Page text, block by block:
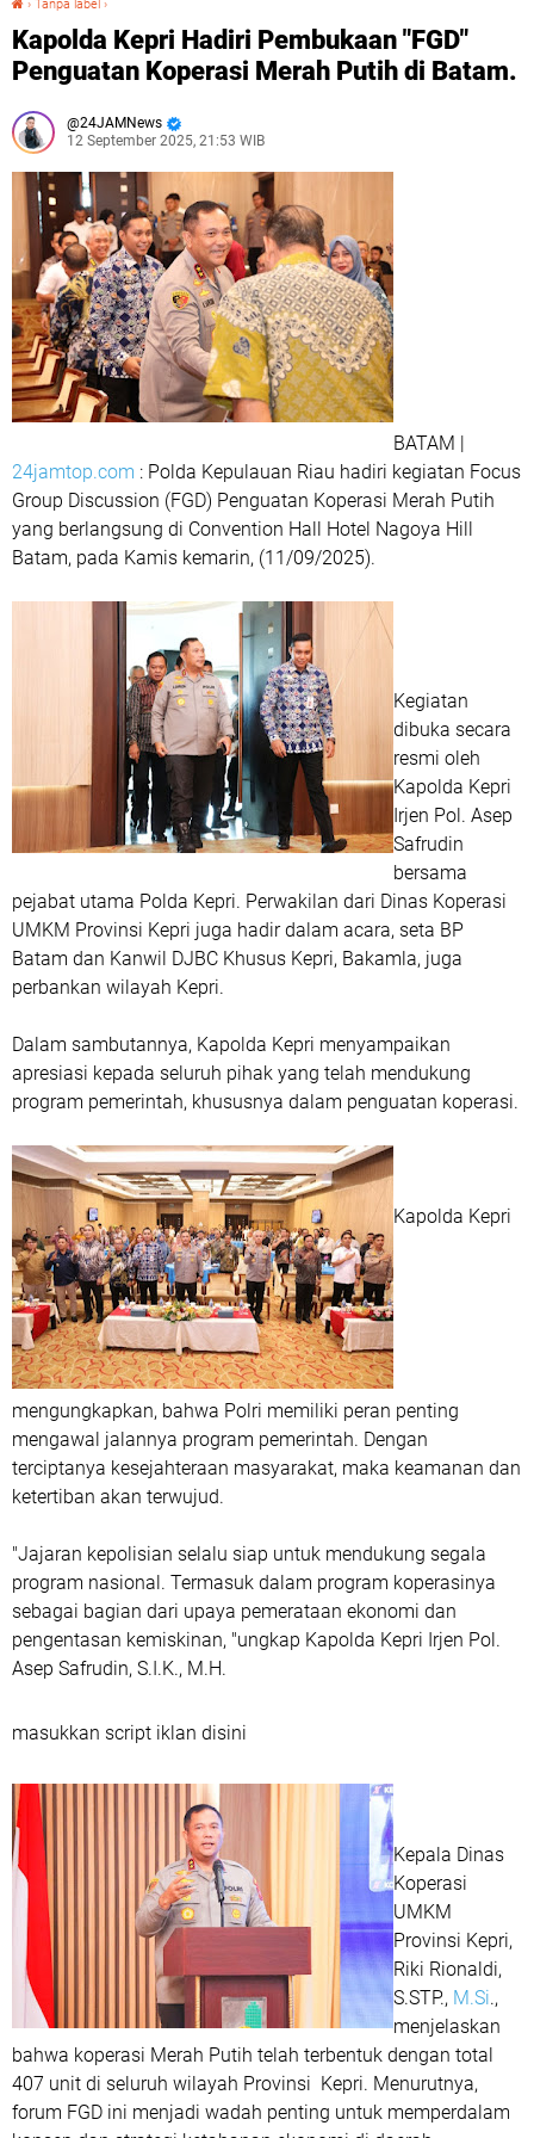
› Tanpa label ›
Kapolda Kepri Hadiri Pembukaan "FGD"
Penguatan Koperasi Merah Putih di Batam.
24JAMNews
12 September 2025, 21:53 WIB
BATAM |
24jamtop.com : Polda Kepulauan Riau hadiri kegiatan Focus
Group Discussion (FGD) Penguatan Koperasi Merah Putih
yang berlangsung di Convention Hall Hotel Nagoya Hill
Batam, pada Kamis kemarin, (11/09/2025).
Kegiatan
dibuka secara
resmi oleh
Kapolda Kepri
Irjen Pol. Asep
Safrudin
bersama
pejabat utama Polda Kepri. Perwakilan dari Dinas Koperasi
UMKM Provinsi Kepri juga hadir dalam acara, seta BP
Batam dan Kanwil DJBC Khusus Kepri, Bakamla, juga
perbankan wilayah Kepri.
Dalam sambutannya, Kapolda Kepri menyampaikan
apresiasi kepada seluruh pihak yang telah mendukung
program pemerintah, khususnya dalam penguatan koperasi.
Kapolda Kepri
mengungkapkan, bahwa Polri memiliki peran penting
mengawal jalannya program pemerintah. Dengan
terciptanya kesejahteraan masyarakat, maka keamanan dan
ketertiban akan terwujud.
"Jajaran kepolisian selalu siap untuk mendukung segala
program nasional. Termasuk dalam program koperasinya
sebagai bagian dari upaya pemerataan ekonomi dan
pengentasan kemiskinan, "ungkap Kapolda Kepri Irjen Pol.
Asep Safrudin, S.I.K., M.H.
masukkan script iklan disini
Kepala Dinas
Koperasi
UMKM
Provinsi Kepri,
Riki Rionaldi,
S.STP., M.Si.,
menjelaskan
bahwa koperasi Merah Putih telah terbentuk dengan total
407 unit di seluruh wilayah Provinsi Kepri. Menurutnya,
forum FGD ini menjadi wadah penting untuk memperdalam